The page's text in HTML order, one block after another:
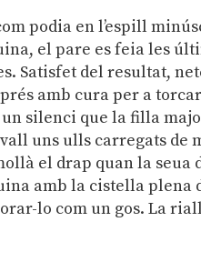
podia en l’espill
el pare es feia les
Satisfet del resultat,
amb cura per a
silenci que la filla
uns ulls carregats de
el drap quan la seua
amb la cistella plena
lo com un gos. La